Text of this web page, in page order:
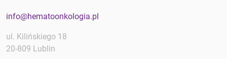
info@hematoonkologia.pl
ul. Kilińskiego 18
20-809 Lublin